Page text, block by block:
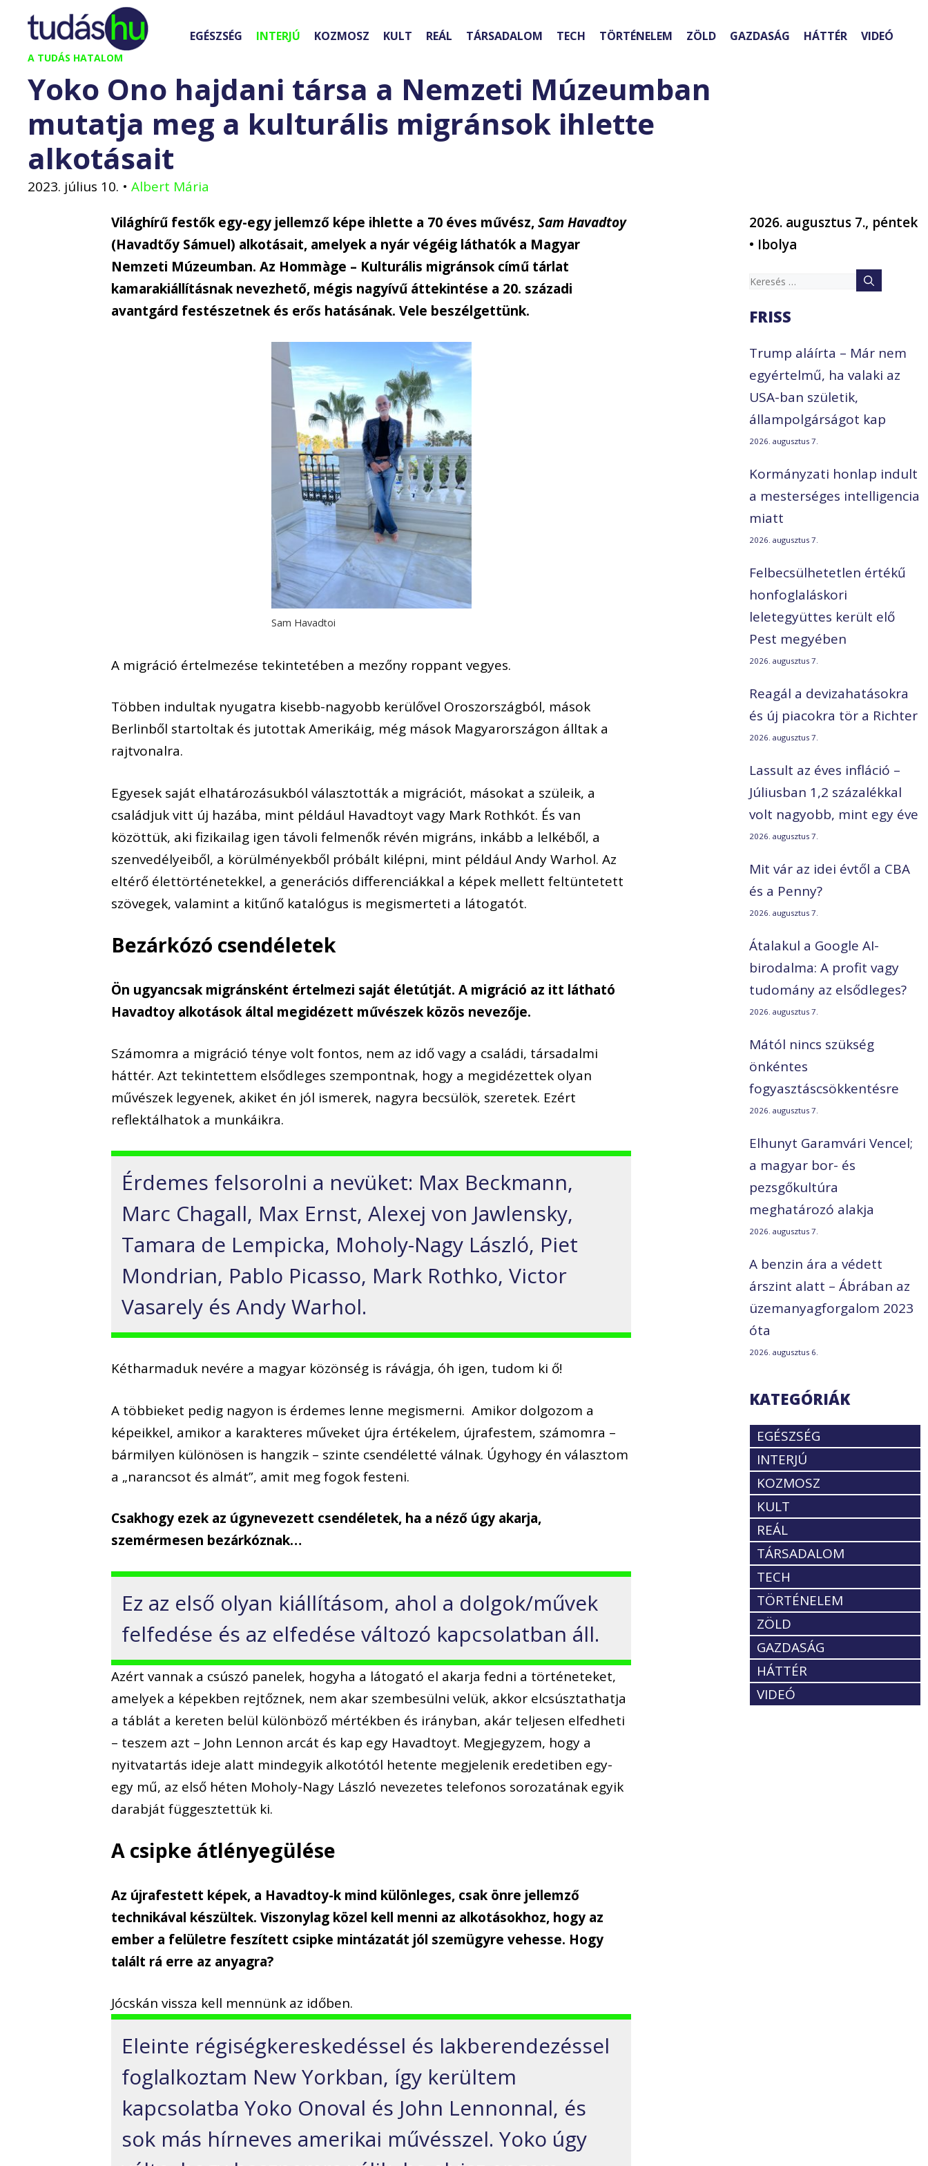
Kilépés
tartalomba
A TUDÁS HATALOM
EGÉSZSÉG INTERJÚ KOZMOSZ KULT REÁL TÁRSADALOM TECH TÖRTÉNELEM ZÖLD GAZDASÁG HÁTTÉR VIDEÓ
Yoko Ono hajdani társa a Nemzeti Múzeumban
mutatja meg a kulturális migránsok ihlette
alkotásait
2023. július 10. • Albert Mária
Világhírű festők egy-egy jellemző képe ihlette a 70 éves művész,Sam Havadtoy
(Havadtőy Sámuel) alkotásait, amelyek a nyár végéig láthatók a Magyar
Nemzeti Múzeumban. Az Hommàge – Kulturális migránsok című tárlat
kamarakiállításnak nevezhető, mégis nagyívű áttekintése a 20. századi
avantgárd festészetnek és erős hatásának. Vele beszélgettünk.
Sam Havadtoi
A migráció értelmezése tekintetében a mezőny roppant vegyes.
Többen indultak nyugatra kisebb-nagyobb kerülővel Oroszországból, mások
Berlinből startoltak és jutottak Amerikáig, még mások Magyarországon álltak a
rajtvonalra.
Egyesek saját elhatározásukból választották a migrációt, másokat a szüleik, a
családjuk vitt új hazába, mint például Havadtoyt vagy Mark Rothkót. És van
közöttük, aki fizikailag igen távoli felmenők révén migráns, inkább a lelkéből, a
szenvedélyeiből, a körülményekből próbált kilépni, mint például Andy Warhol. Az
eltérő élettörténetekkel, a generációs differenciákkal a képek mellett feltüntetett
szövegek, valamint a kitűnő katalógus is megismerteti a látogatót.
Bezárkózó csendéletek
Ön ugyancsak migránsként értelmezi saját életútját. A migráció az itt látható
Havadtoy alkotások által megidézett művészek közös nevezője.
Számomra a migráció ténye volt fontos, nem az idő vagy a családi, társadalmi
háttér. Azt tekintettem elsődleges szempontnak, hogy a megidézettek olyan
művészek legyenek, akiket én jól ismerek, nagyra becsülök, szeretek. Ezért
reflektálhatok a munkáikra.
Érdemes felsorolni a nevüket: Max Beckmann,
Marc Chagall, Max Ernst, Alexej von Jawlensky,
Tamara de Lempicka, Moholy-Nagy László, Piet
Mondrian, Pablo Picasso, Mark Rothko, Victor
Vasarely és Andy Warhol.
Kétharmaduk nevére a magyar közönség is rávágja, óh igen, tudom ki ő!
A többieket pedig nagyon is érdemes lenne megismerni. Amikor dolgozom a
képeikkel, amikor a karakteres műveket újra értékelem, újrafestem, számomra –
bármilyen különösen is hangzik – szinte csendéletté válnak. Úgyhogy én választom
a „narancsot és almát”, amit meg fogok festeni.
Csakhogy ezek az úgynevezett csendéletek, ha a néző úgy akarja,
szemérmesen bezárkóznak…
Ez az első olyan kiállításom, ahol a dolgok/művek
felfedése és az elfedése változó kapcsolatban áll.
Azért vannak a csúszó panelek, hogyha a látogató el akarja fedni a történeteket,
amelyek a képekben rejtőznek, nem akar szembesülni velük, akkor elcsúsztathatja
a táblát a kereten belül különböző mértékben és irányban, akár teljesen elfedheti
– teszem azt – John Lennon arcát és kap egy Havadtoyt. Megjegyzem, hogy a
nyitvatartás ideje alatt mindegyik alkotótól hetente megjelenik eredetiben egy-
egy mű, az első héten Moholy-Nagy László nevezetes telefonos sorozatának egyik
darabját függesztettük ki.
A csipke átlényegülése
Az újrafestett képek, a Havadtoy-k mind különleges, csak önre jellemző
technikával készültek. Viszonylag közel kell menni az alkotásokhoz, hogy az
ember a felületre feszített csipke mintázatát jól szemügyre vehesse. Hogy
talált rá erre az anyagra?
Jócskán vissza kell mennünk az időben.
Eleinte régiségkereskedéssel és lakberendezéssel
foglalkoztam New Yorkban, így kerültem
kapcsolatba Yoko Onoval és John Lennonnal, és
sok más hírneves amerikai művésszel. Yoko úgy
2026. augusztus 7., péntek
• Ibolya
Keresés:
FRISS
Trump aláírta – Már nem
egyértelmű, ha valaki az
USA-ban születik,
állampolgárságot kap
2026. augusztus 7.
Kormányzati honlap indult
a mesterséges intelligencia
miatt
2026. augusztus 7.
Felbecsülhetetlen értékű
honfoglaláskori
leletegyüttes került elő
Pest megyében
2026. augusztus 7.
Reagál a devizahatásokra
és új piacokra tör a Richter
2026. augusztus 7.
Lassult az éves infláció –
Júliusban 1,2 százalékkal
volt nagyobb, mint egy éve
2026. augusztus 7.
Mit vár az idei évtől a CBA
és a Penny?
2026. augusztus 7.
Átalakul a Google AI-
birodalma: A profit vagy
tudomány az elsődleges?
2026. augusztus 7.
Mától nincs szükség
önkéntes
fogyasztáscsökkentésre
2026. augusztus 7.
Elhunyt Garamvári Vencel;
a magyar bor- és
pezsgőkultúra
meghatározó alakja
2026. augusztus 7.
A benzin ára a védett
árszint alatt – Ábrában az
üzemanyagforgalom 2023
óta
2026. augusztus 6.
KATEGÓRIÁK
EGÉSZSÉG
INTERJÚ
KOZMOSZ
KULT
REÁL
TÁRSADALOM
TECH
TÖRTÉNELEM
ZÖLD
GAZDASÁG
HÁTTÉR
VIDEÓ